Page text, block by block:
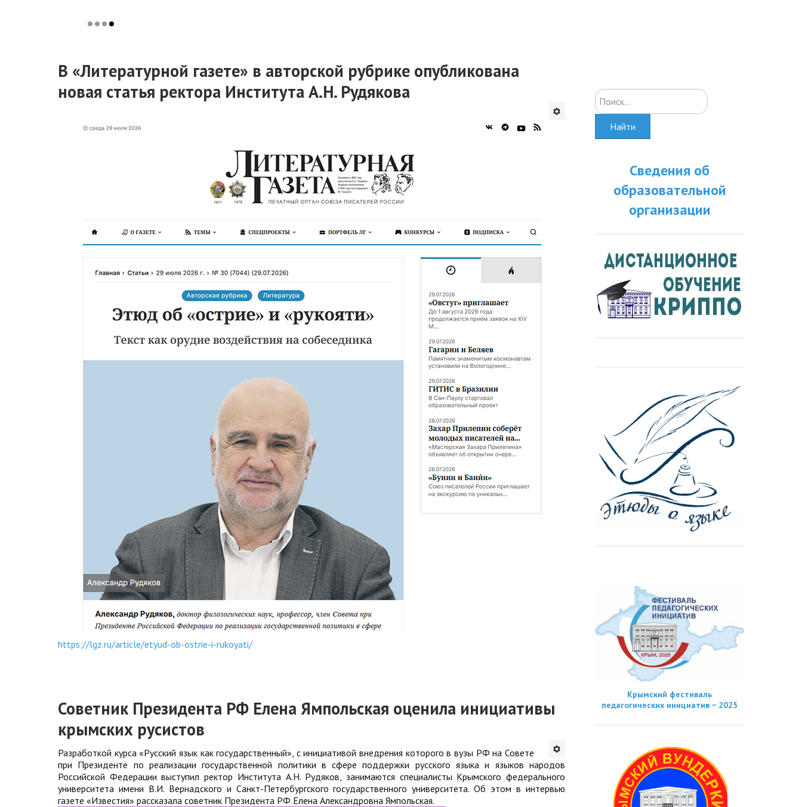
В «Литературной газете» в авторской рубрике опубликована
новая статья ректора Института А.Н. Рудякова
https://lgz.ru/article/etyud-ob-ostrie-i-rukoyati/
Советник Президента РФ Елена Ямпольская оценила инициативы
крымских русистов
Разработкой курса «Русский язык как государственный», с инициативой внедрения которого в вузы РФ на Совете
при Президенте по реализации государственной политики в сфере поддержки русского языка и языков народов
Российской Федерации выступил ректор Института А.Н. Рудяков, занимаются специалисты Крымского федерального
университета имени В.И. Вернадского и Санкт-Петербургского государственного университета. Об этом в интервью
газете «Известия» рассказала советник Президента РФ Елена Александровна Ямпольская.
Искать...
Найти
Сведения об
образовательной
организации
Крымский фестиваль
педагогических инициатив − 2025